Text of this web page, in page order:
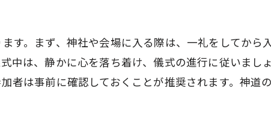
す。まず、神社や会場に入る際は、一礼をしてから
中は、静かに心を落ち着け、儀式の進行に従いまし
者は事前に確認しておくことが推奨されます。神道